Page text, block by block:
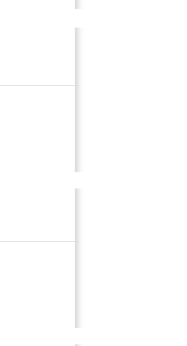
Подробнее
Подробнее